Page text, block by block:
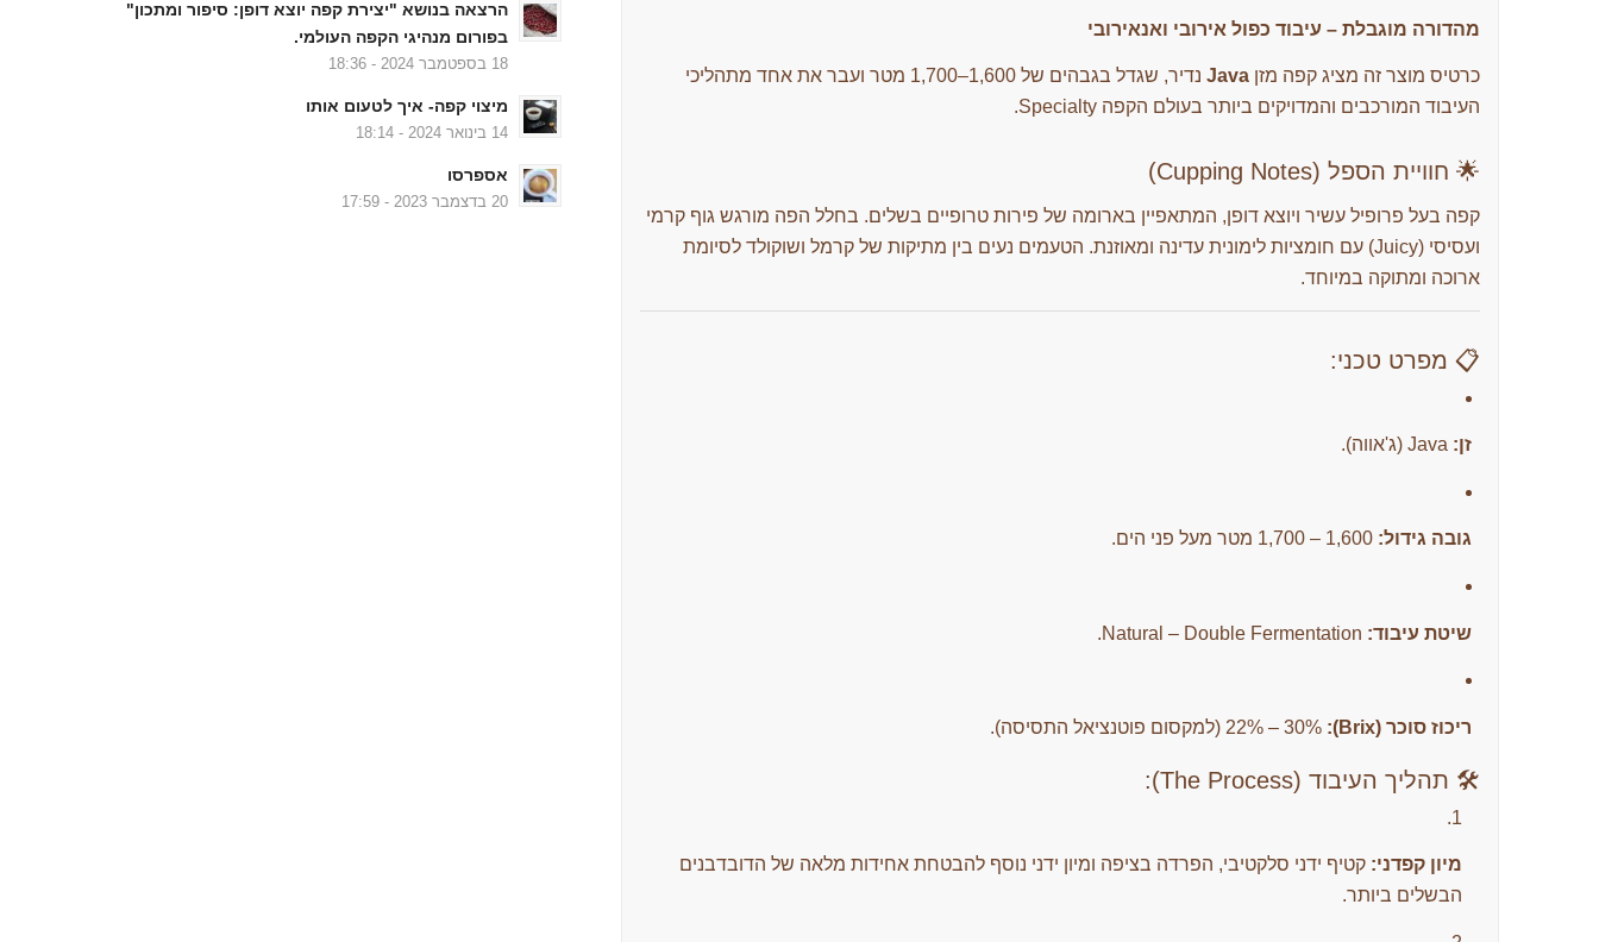
הרצאה בנושא "יצירת קפה יוצא דופן: סיפור ומתכון"
בפורום מנהיגי הקפה העולמי.
18 בספטמבר 2024 - 18:36
מיצוי קפה- איך לטעום אותו
14 בינואר 2024 - 18:14
אספרסו
20 בדצמבר 2023 - 17:59
מהדורה מוגבלת – עיבוד כפול אירובי ואנאירובי
כרטיס מוצר זה מציג קפה מזן Java
נדיר, שגדל בגבהים של 1,600–1,700 מטר ועבר את אחד מתהליכי
העיבוד המורכבים והמדויקים ביותר בעולם הקפה Specialty.
🌟 חוויית הספל (Cupping Notes)
קפה בעל פרופיל עשיר ויוצא דופן, המתאפיין בארומה של פירות טרופיים בשלים. בחלל הפה מורגש גוף קרמי
ועסיסי (Juicy) עם חומציות לימונית עדינה ומאוזנת. הטעמים נעים בין מתיקות של קרמל ושוקולד לסיומת
ארוכה ומתוקה במיוחד.
📋 מפרט טכני:
זן:
גובה גידול:
שיטת עיבוד:
ריכוז סוכר (Brix):
🛠️ תהליך העיבוד (The Process):
מיון קפדני: קטיף ידני סלקטיבי, הפרדה בציפה ומיון ידני נוסף להבטחת אחידות מלאה של הדובדבנים
הבשלים ביותר.